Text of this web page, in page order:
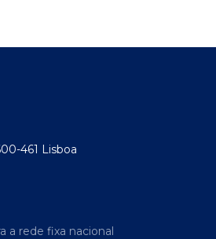
461 Lisboa
a rede fixa nacional